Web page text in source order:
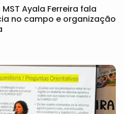
Ayala Ferreira fala
no campo e organização